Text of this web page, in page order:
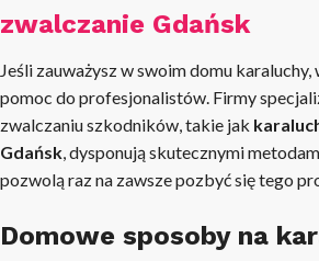
zwalczanie Gdańsk
Jeśli zauważysz w swoim domu
pomoc do profesjonalistów. Firmy
zwalczaniu szkodników, takie jak
Gdańsk, dysponują skutecznymi
pozwolą raz na zawsze pozbyć się tego
Domowe sposoby na